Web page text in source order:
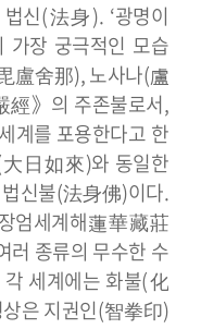
신(法身). ‘광명이
가장 궁극적인 모습
盧舍那), 노사나(盧
經》의 주존불로서,
계를 포용한다고 한
日如來)와 동일한
신불(法身佛)이다.
엄세계해蓮華藏莊
러 종류의 무수한 수
세계에는 화불(化
은 지권인(智拳印)